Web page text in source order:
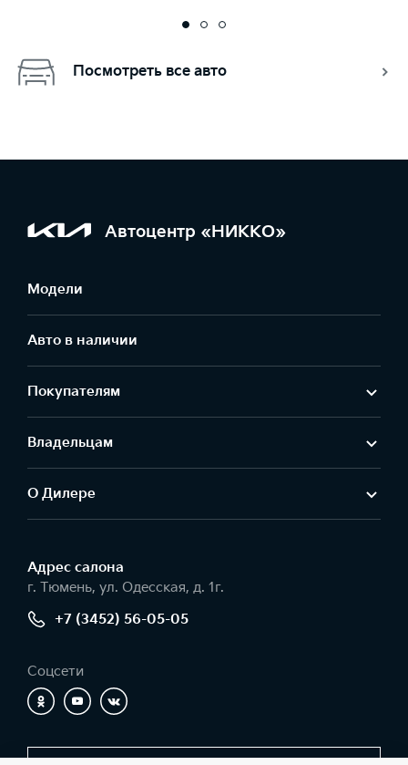
Посмотреть все авто
Автоцентр «НИККО»
Модели
Авто в наличии
Покупателям
Владельцам
О Дилере
Адрес салонa
г. Тюмень, ул. Одесская, д. 1г.
+7 (3452) 56-05-05
Соцсети